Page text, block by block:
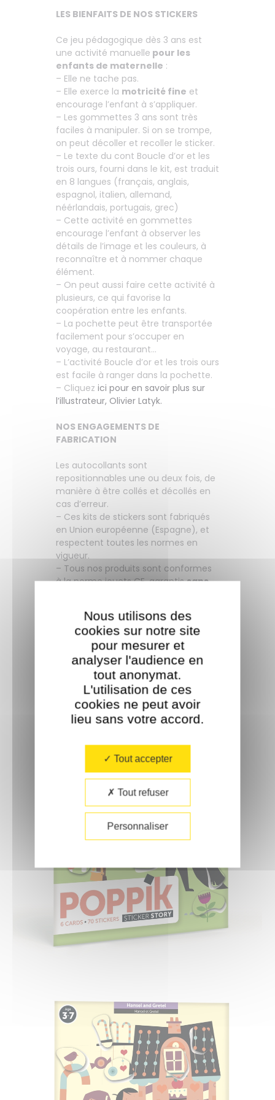
LES BIENFAITS DE NOS STICKERS
Ce jeu pédagogique dès 3 ans est
une activité manuelle pour les
enfants de maternelle :
– Elle ne tache pas.
– Elle exerce la motricité fine et
encourage l’enfant à s’appliquer.
– Les gommettes 3 ans sont très
faciles à manipuler. Si on se trompe,
on peut décoller et recoller le sticker.
– Le texte du cont Boucle d’or et les
trois ours, fourni dans le kit, est traduit
en 8 langues (français, anglais,
espagnol, italien, allemand,
néérlandais, portugais, grec)
– Cette activité en gommettes
encourage l’enfant à observer les
détails de l’image et les couleurs, à
reconnaître et à nommer chaque
élément.
– On peut aussi faire cette activité à
plusieurs, ce qui favorise la
coopération entre les enfants.
– La pochette peut être transportée
facilement pour s’occuper en
voyage, au restaurant…
– L’activité Boucle d’or et les trois ours
est facile à ranger dans la pochette.
– Cliquez ici pour en savoir plus sur
l’illustrateur, Olivier Latyk.
NOS ENGAGEMENTS DE
FABRICATION
Les autocollants sont
repositionnables une ou deux fois, de
manière à être collés et décollés en
cas d’erreur.
– Ces kits de stickers sont fabriqués
en Union européenne (Espagne), et
respectent toutes les normes en
vigueur.
– Tous nos produits sont conformes
à la norme jouets CE, garantissans
le plus compact possible, pour limiter
au maximum l’impact
environnemental.
– Concept exclusif : Poppik.
Conception : Delphine Badreddine et
Françoise Baglin.
Nous utilisons des
cookies sur notre site
pour mesurer et
analyser l'audience en
tout anonymat.
L'utilisation de ces
cookies ne peut avoir
lieu sans votre accord.​
Tout accepter
Tout refuser
Personnaliser